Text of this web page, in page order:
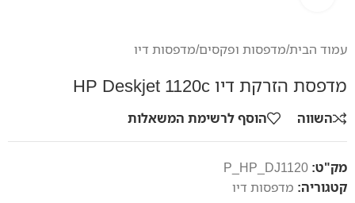
עמוד הבית/מדפסות ופקסים/מדפסות דיו
מדפסת הזרקת דיו HP Deskjet 1120c
השווה הוסף לרשימת המשאלות
מק"ט: P_HP_DJ1120
קטגוריה: מדפסות דיו